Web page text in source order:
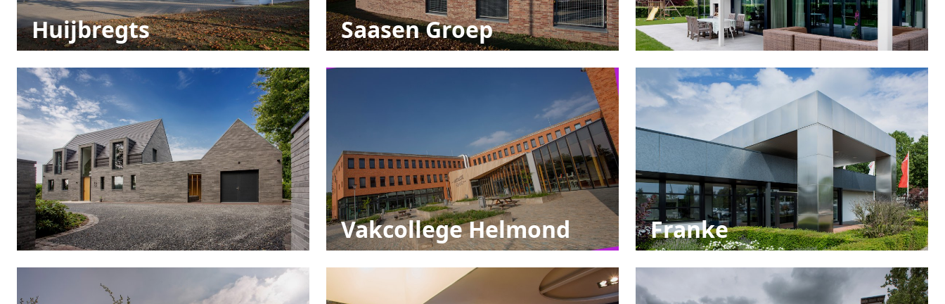
Huijbregts Saasen Groep
Vakcollege Helmond Franke